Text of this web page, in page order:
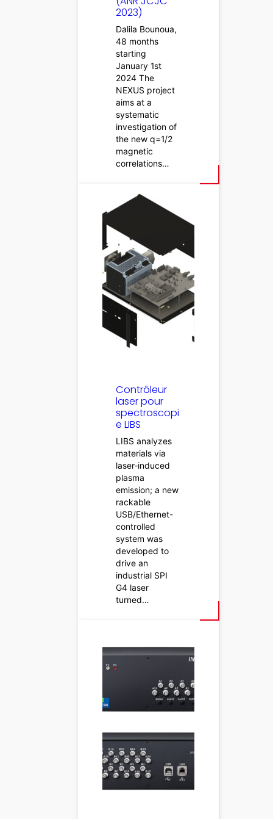
2023)
Dalila Bounoua,
48 months
starting
January 1st
2024 The
NEXUS project
aims at a
systematic
investigation of
the new q=1/2
magnetic
correlations…
Contrôleur
laser pour
spectroscopi
e LIBS
LIBS analyzes
materials via
laser-induced
plasma
emission; a new
rackable
USB/Ethernet-
controlled
system was
developed to
drive an
industrial SPI
G4 laser
turned…